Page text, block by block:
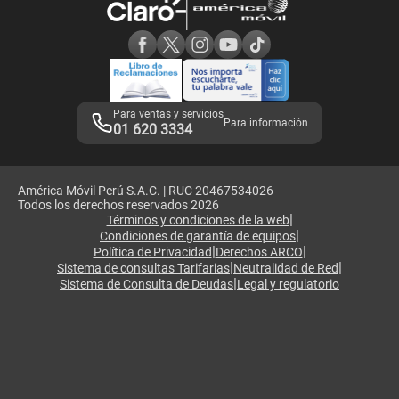
Adquirientes iPhone 6, 6S y SE
Mensaje de Seguridad
Términos y Condiciones de Tienda Claro
Libro de Reclamaciones
Legales de marketplace
Para ventas y servicios
01 620 3334 Para información
América Móvil Perú S.A.C. | RUC 20467534026
Todos los derechos reservados 2026
Términos y condiciones de la web|
Condiciones de garantía de equipos|
Política de Privacidad|Derechos ARCO|
Sistema de consultas Tarifarias|Neutralidad de Red|
Sistema de Consulta de Deudas|Legal y regulatorio